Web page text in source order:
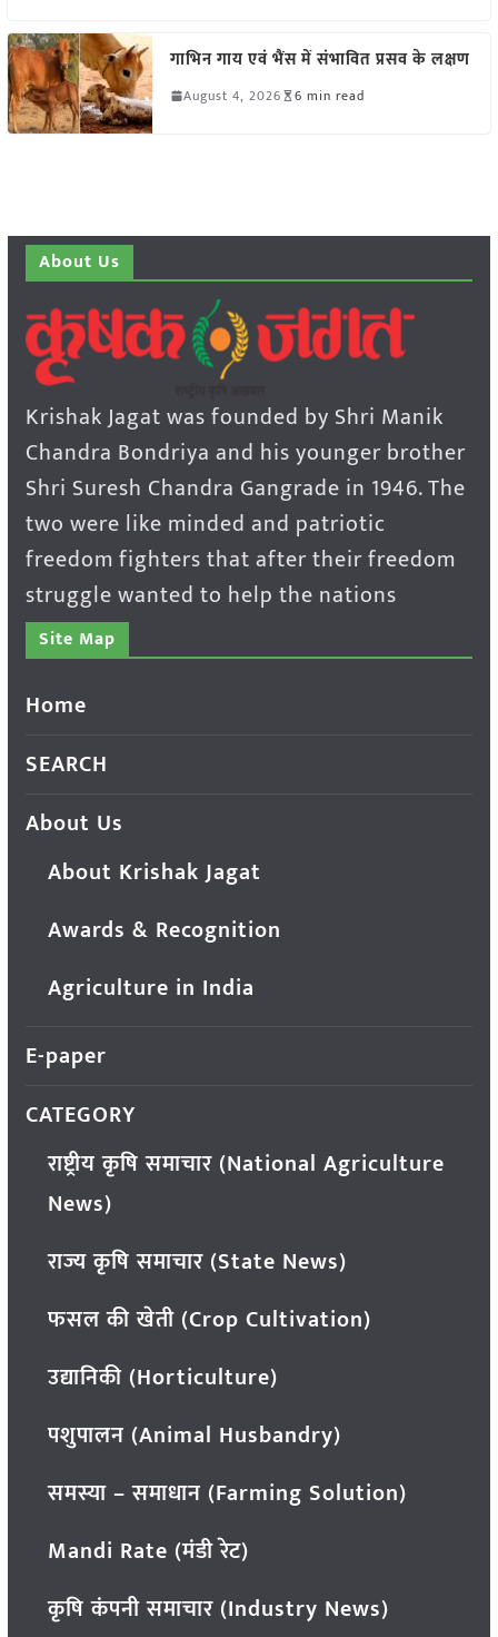
गाभिन गाय एवं भैंस में संभावित प्रसव के लक्षण
August 4, 2026 6 min read
About Us
Krishak Jagat was founded by Shri Manik
Chandra Bondriya and his younger brother
Shri Suresh Chandra Gangrade in 1946. The
two were like minded and patriotic
freedom fighters that after their freedom
struggle wanted to help the nations
Site Map
Home
SEARCH
About Us
About Krishak Jagat
Awards & Recognition
Agriculture in India
E-paper
CATEGORY
राष्ट्रीय कृषि समाचार (National Agriculture
News)
राज्य कृषि समाचार (State News)
फसल की खेती (Crop Cultivation)
उद्यानिकी (Horticulture)
पशुपालन (Animal Husbandry)
समस्या – समाधान (Farming Solution)
Mandi Rate (मंडी रेट)
कृषि कंपनी समाचार (Industry News)